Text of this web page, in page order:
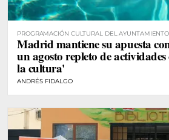
PROGRAMACIÓN CULTURAL DEL
Madrid mantiene su apuesta
un agosto repleto de
la cultura'
ANDRÉS FIDALGO